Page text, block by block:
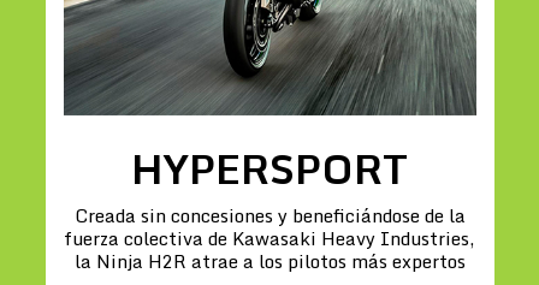
HYPERSPORT
Creada sin concesiones y beneficiándose de la
fuerza colectiva de Kawasaki Heavy Industries,
la Ninja H2R atrae a los pilotos más expertos